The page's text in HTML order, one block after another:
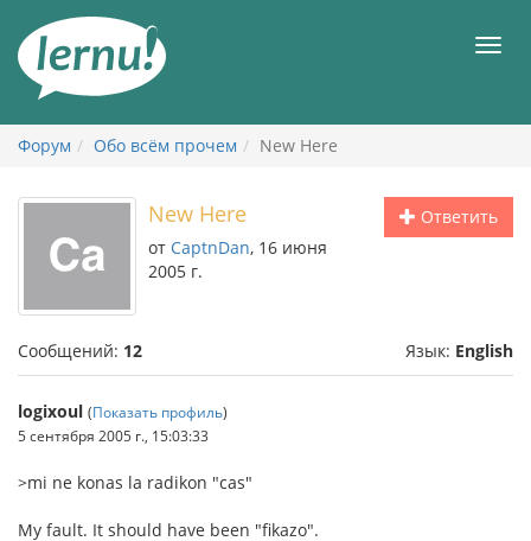
содержанию
Форум Обо всём прочем New Here
Ответить
New Here
от CaptnDan, 16 июня
2005 г.
Сообщений: 12 Язык: English
logixoul (Показать профиль)
5 сентября 2005 г., 15:03:33
>mi ne konas la radikon "cas"
My fault. It should have been "fikazo".